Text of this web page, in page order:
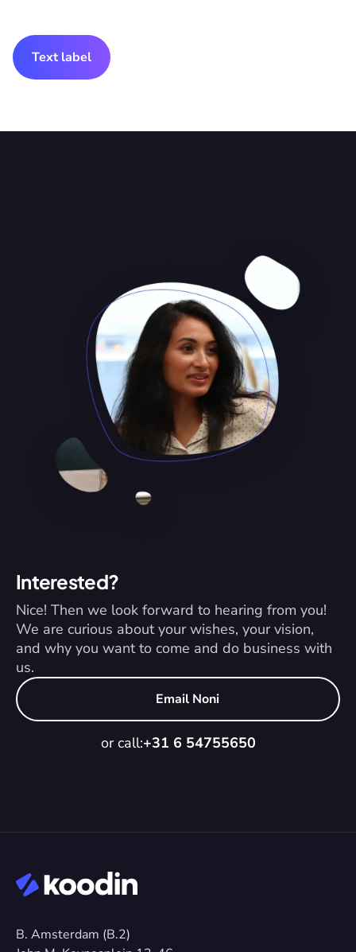
Text label
Interested?
Nice! Then we look forward to hearing from you!
We are curious about your wishes, your vision,
and why you want to come and do business with
us.
Email Noni
or call:+31 6 54755650
B. Amsterdam (B.2)